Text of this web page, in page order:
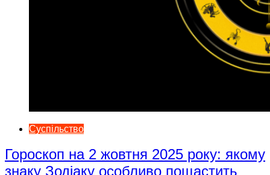
Суспільство
Гороскоп на 2 жовтня 2025 року: якому
знаку Зодіаку особливо пощастить